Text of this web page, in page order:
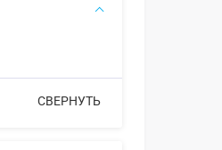
СВЕРНУТЬ